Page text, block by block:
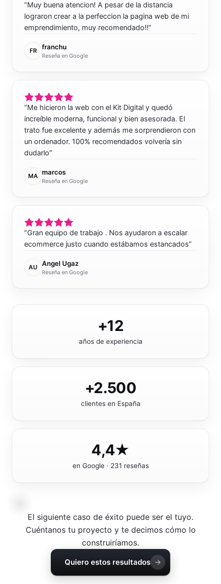
“Muy buena atencion! A pesar de la distancia
lograron crear a la perfeccion la pagina web de mi
emprendimiento, muy recomendado!!”
FR franchu
Reseña en Google
“Me hicieron la web con el Kit Digital y quedó
increíble moderna, funcional y bien asesorada. El
trato fue excelente y además me sorprendieron con
un ordenador. 100% recomendados volvería sin
dudarlo”
MA marcos
Reseña en Google
“Gran equipo de trabajo . Nos ayudaron a escalar
ecommerce justo cuando estábamos estancados”
AU Angel Ugaz
Reseña en Google
+12
años de experiencia
+2.500
clientes en España
4,4★
en Google · 231 reseñas
El siguiente caso de éxito puede ser el tuyo.
Cuéntanos tu proyecto y te decimos cómo lo
construiríamos.
Quiero estos resultados